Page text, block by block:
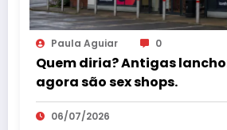
Paula Aguiar 0
Quem diria? Antigas
agora são sex shops.
06/07/2026